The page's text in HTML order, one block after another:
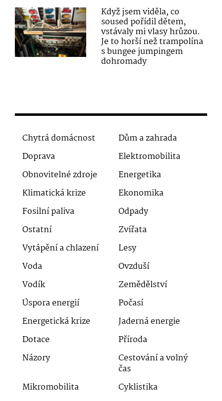
Když jsem viděla, co
soused pořídil dětem,
vstávaly mi vlasy hrůzou.
Je to horší než trampolína
s bungee jumpingem
dohromady
Chytrá domácnost
Dům a zahrada
Doprava
Elektromobilita
Obnovitelné zdroje
Energetika
Klimatická krize
Ekonomika
Fosilní paliva
Odpady
Ostatní
Zvířata
Vytápění a chlazení
Lesy
Voda
Ovzduší
Vodík
Zemědělství
Úspora energií
Počasí
Energetická krize
Jaderná energie
Dotace
Příroda
Názory
Cestování a volný
čas
Mikromobilita
Cyklistika